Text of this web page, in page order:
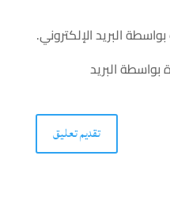
البريد الإلكتروني.
بواسطة البريد